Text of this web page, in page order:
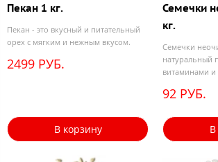
Пекан 1 кг.
Пекан - это вкусный и питательный
орех с мягким и нежным вкусом.
2499 РУБ.
В корзину
Семечки
кг.
Семечки
натуральный
витаминами
92 РУБ.
В